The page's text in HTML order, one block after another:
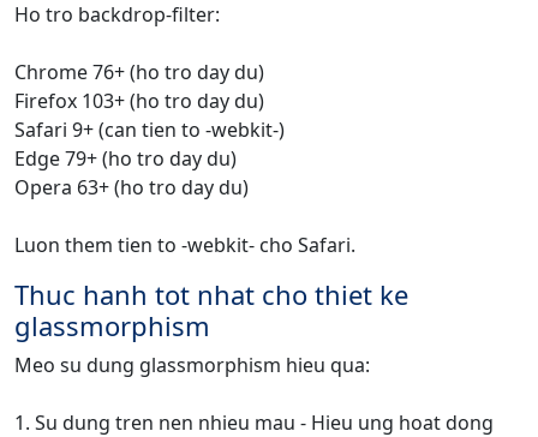
Ho tro backdrop-filter:
Chrome 76+ (ho tro day du)
Firefox 103+ (ho tro day du)
Safari 9+ (can tien to -webkit-)
Edge 79+ (ho tro day du)
Opera 63+ (ho tro day du)
Luon them tien to -webkit- cho Safari.
Thuc hanh tot nhat cho thiet ke
glassmorphism
Meo su dung glassmorphism hieu qua:
1. Su dung tren nen nhieu mau - Hieu ung hoat dong